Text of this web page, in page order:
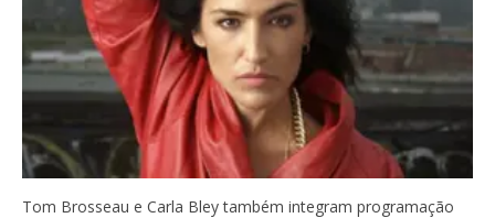
Tom Brosseau e Carla Bley também integram programação